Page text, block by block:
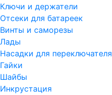
Ключи и держатели
Отсеки для батареек
Винты и саморезы
Лады
Насадки для переключателя
Гайки
Шайбы
Инкрустация